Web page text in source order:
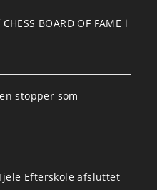
BOARD OF FAME i
stopper som
Efterskole afsluttet